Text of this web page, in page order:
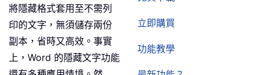
立即購買
功能教學
將隱藏格式套用至不需列
印的文字，無須儲存兩份
副本，省時又高效。事實
上，Word 的隱藏文字功能